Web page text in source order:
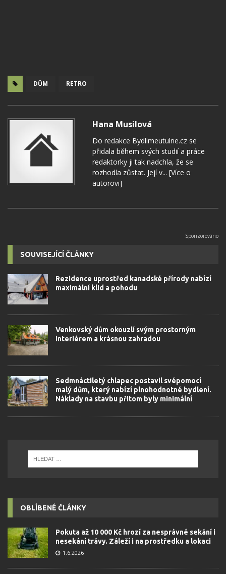
DŮM RETRO
Hana Musilová
Do redakce Bydlimeutulne.cz se
přidala během svých studií a práce
redaktorky ji tak nadchla, že se
rozhodla zůstat. Její v... [Více o
autorovi]
SOUVISEJÍCÍ ČLÁNKY
Rezidence uprostřed kanadské přírody nabízí
maximální klid a pohodu
Venkovský dům okouzlí svým prostorným
interiérem a krásnou zahradou
Sedmnáctiletý chlapec postavil svépomocí
malý dům, který nabízí plnohodnotné bydlení.
Náklady na stavbu přitom byly minimální
OBLÍBENÉ ČLÁNKY
Pokuta až 10 000 Kč hrozí za nesprávné sekání i
nesekání trávy. Záleží i na prostředku a lokaci
1.6.2026